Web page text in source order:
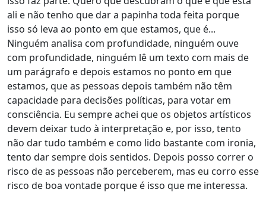
ali e não tenho que dar a papinha toda feita porque
isso só leva ao ponto em que estamos, que é...
Ninguém analisa com profundidade, ninguém ouve
com profundidade, ninguém lê um texto com mais de
um parágrafo e depois estamos no ponto em que
estamos, que as pessoas depois também não têm
capacidade para decisões políticas, para votar em
consciência. Eu sempre achei que os objetos artísticos
devem deixar tudo à interpretação e, por isso, tento
não dar tudo também e como lido bastante com ironia,
tento dar sempre dois sentidos. Depois posso correr o
risco de as pessoas não perceberem, mas eu corro esse
risco de boa vontade porque é isso que me interessa.